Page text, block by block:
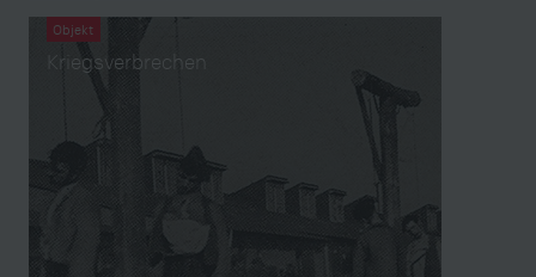
Objekt
Kriegsverbrechen